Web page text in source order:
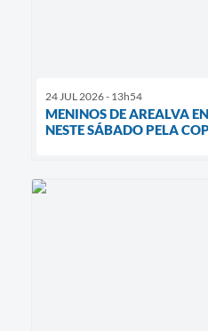
24 JUL 2026 - 13h54
MENINOS DE AREALVA
NESTE SÁBADO PELA